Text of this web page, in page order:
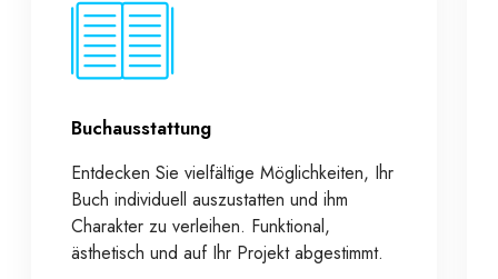
Buchausstattung
Entdecken Sie vielfältige Möglichkeiten, Ihr
Buch individuell auszustatten und ihm
Charakter zu verleihen. Funktional,
ästhetisch und auf Ihr Projekt abgestimmt.